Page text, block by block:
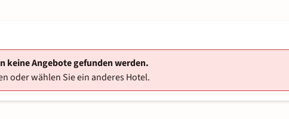
keine Angebote gefunden werden.
oder wählen Sie ein anderes Hotel.